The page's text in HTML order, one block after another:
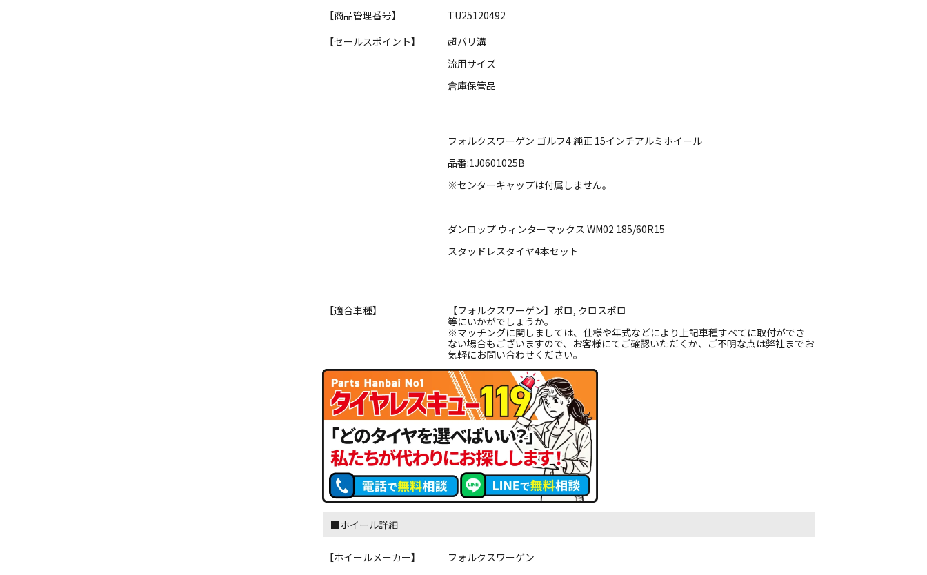
【商品管理番号】
TU25120492
【セールスポイント】
超バリ溝
流用サイズ
倉庫保管品
フォルクスワーゲン ゴルフ4 純正 15インチアルミホイール
品番:1J0601025B
※センターキャップは付属しません。
ダンロップ ウィンターマックス WM02 185/60R15
スタッドレスタイヤ4本セット
【適合車種】
【フォルクスワーゲン】ポロ, クロスポロ
等にいかがでしょうか。
※マッチングに関しましては、仕様や年式などにより上記車種すべてに取付ができ
ない場合もございますので、お客様にてご確認いただくか、ご不明な点は弊社までお
気軽にお問い合わせください。
■ホイール詳細
【ホイールメーカー】
フォルクスワーゲン